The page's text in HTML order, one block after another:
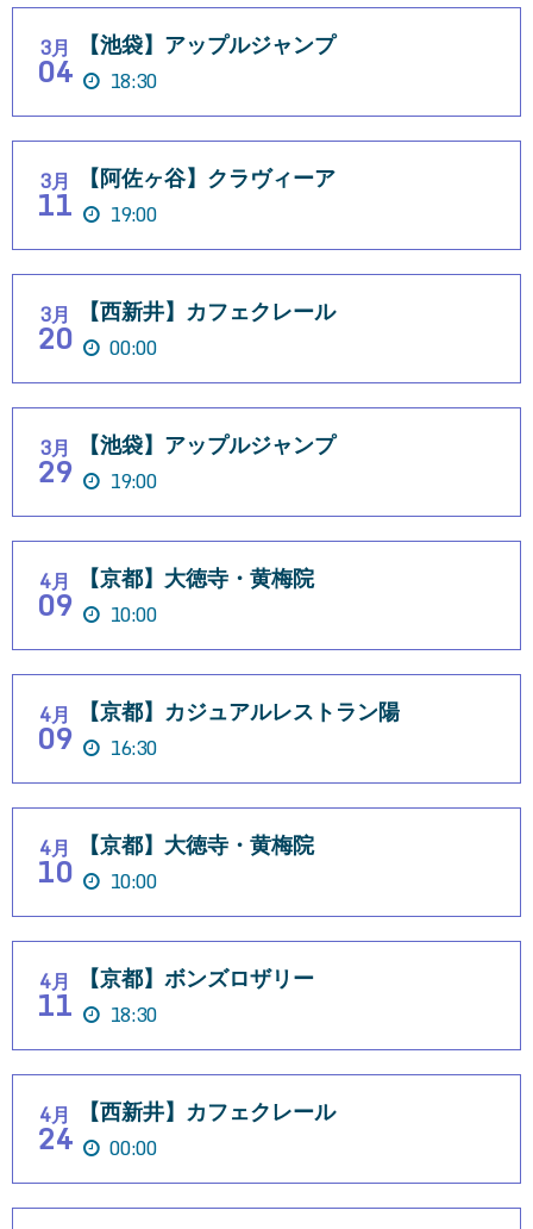
3月
04
【池袋】アップルジャンプ
18:30
3月
11
【阿佐ヶ谷】クラヴィーア
19:00
3月
20
【西新井】カフェクレール
00:00
3月
29
【池袋】アップルジャンプ
19:00
4月
09
【京都】大徳寺・黄梅院
10:00
4月
09
【京都】カジュアルレストラン陽
16:30
4月
10
【京都】大徳寺・黄梅院
10:00
4月
11
【京都】ボンズロザリー
18:30
4月
24
【西新井】カフェクレール
00:00